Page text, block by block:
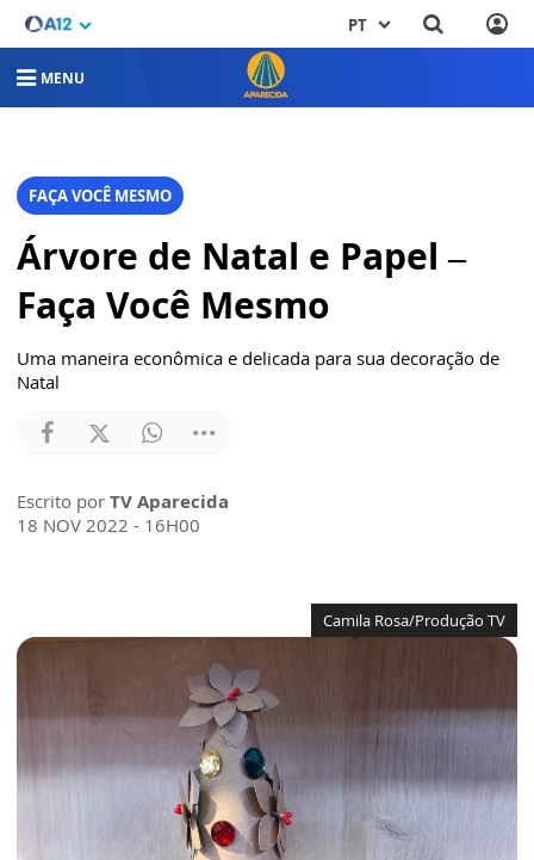
PT
MENU
FAÇA VOCÊ MESMO
Árvore de Natal e Papel –
Faça Você Mesmo
Uma maneira econômica e delicada para sua decoração de
Natal
Escrito por TV Aparecida
18 NOV 2022 - 16H00
Camila Rosa/Produção TV